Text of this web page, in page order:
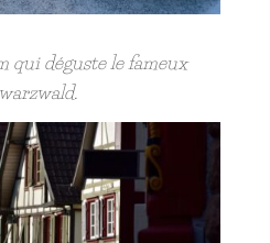
qui déguste le fameux